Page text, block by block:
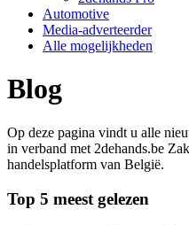
Automotive
Media-adverteerder
Alle mogelijkheden
Blog
Op deze pagina vindt u alle
in verband met 2dehands.be
handelsplatform van België.
Top 5 meest gelezen